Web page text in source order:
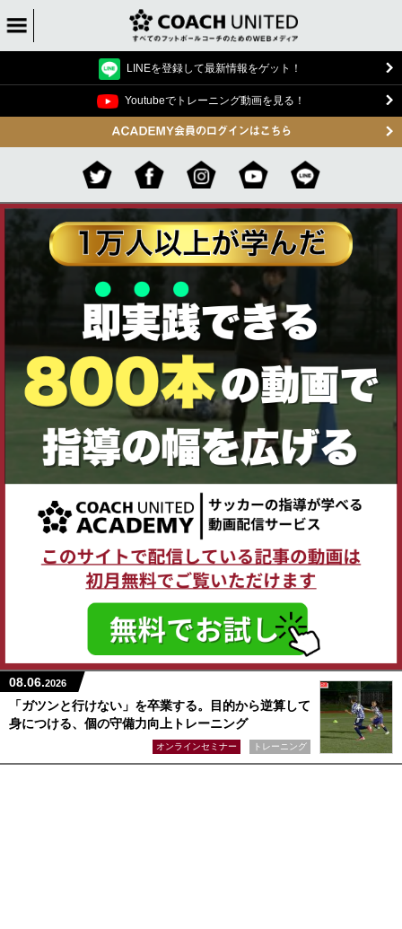
LINEを登録して最新情報をゲット！
Youtubeでトレーニング動画を見る！
08.06.2026
「ガツンと行けない」を卒業する。目的から逆算して
身につける、個の守備力向上トレーニング
オンラインセミナー トレーニング